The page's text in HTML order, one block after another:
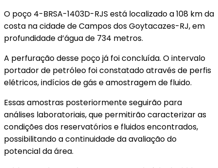
O poço 4-BRSA-1403D-RJS está localizado a 108 km da
costa na cidade de Campos dos Goytacazes-RJ, em
profundidade d’água de 734 metros.
A perfuração desse poço já foi concluída. O intervalo
portador de petróleo foi constatado através de perfis
elétricos, indícios de gás e amostragem de fluido.
Essas amostras posteriormente seguirão para
análises laboratoriais, que permitirão caracterizar as
condições dos reservatórios e fluidos encontrados,
possibilitando a continuidade da avaliação do
potencial da área.